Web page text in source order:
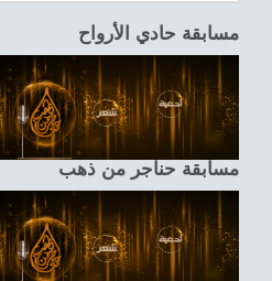
مسابقة حادي الأرواح
مسابقة حناجر من ذهب